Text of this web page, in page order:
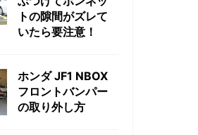
トの隙間がズレて
いたら要注意！
ホンダ JF1 NBOX
フロントバンパー
の取り外し方